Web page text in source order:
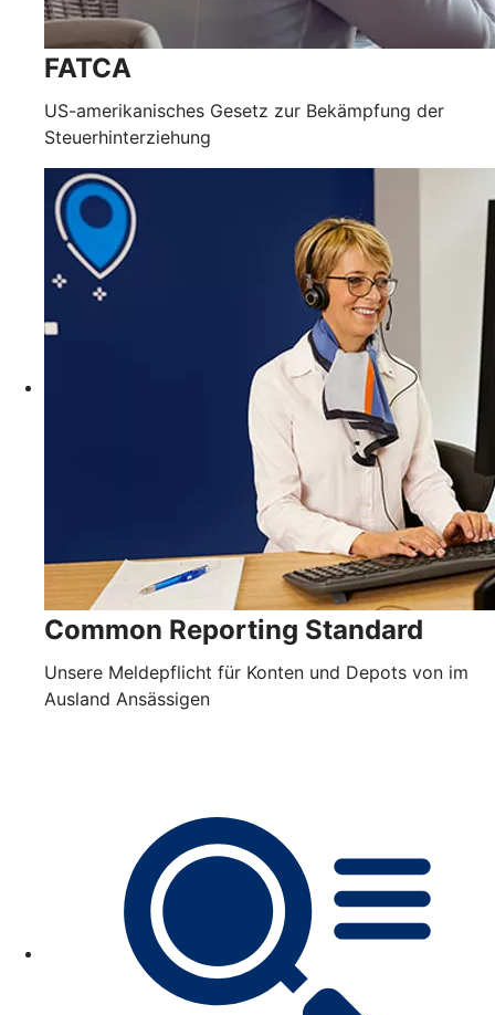
FATCA
US-amerikanisches Gesetz zur Bekämpfung der
Steuerhinterziehung
Common Reporting Standard
Unsere Meldepflicht für Konten und Depots von im
Ausland Ansässigen